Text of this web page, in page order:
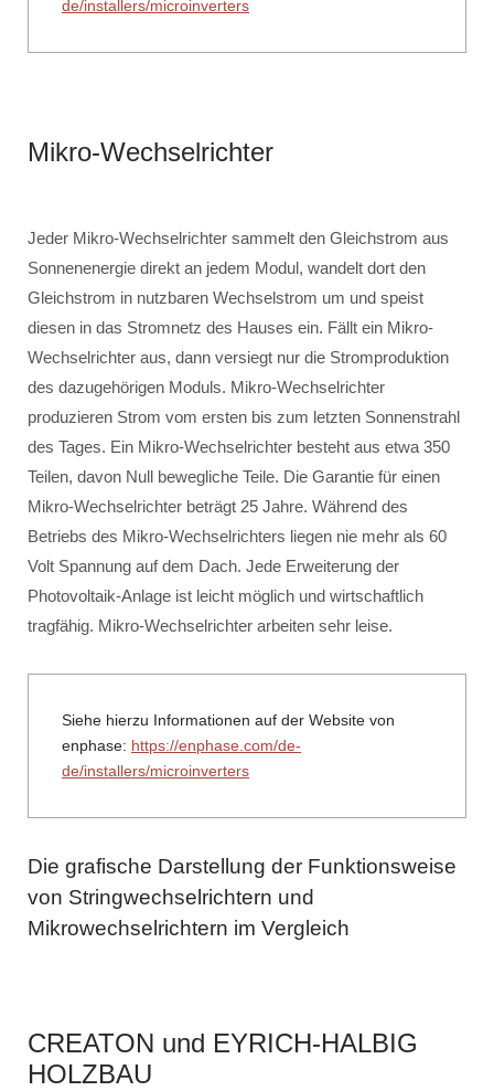
de/installers/microinverters
Mikro-Wechselrichter
Jeder Mikro-Wechselrichter sammelt den Gleichstrom aus
Sonnenenergie direkt an jedem Modul, wandelt dort den
Gleichstrom in nutzbaren Wechselstrom um und speist
diesen in das Stromnetz des Hauses ein. Fällt ein Mikro-
Wechselrichter aus, dann versiegt nur die Stromproduktion
des dazugehörigen Moduls. Mikro-Wechselrichter
produzieren Strom vom ersten bis zum letzten Sonnenstrahl
des Tages. Ein Mikro-Wechselrichter besteht aus etwa 350
Teilen, davon Null bewegliche Teile. Die Garantie für einen
Mikro-Wechselrichter beträgt 25 Jahre. Während des
Betriebs des Mikro-Wechselrichters liegen nie mehr als 60
Volt Spannung auf dem Dach. Jede Erweiterung der
Photovoltaik-Anlage ist leicht möglich und wirtschaftlich
tragfähig. Mikro-Wechselrichter arbeiten sehr leise.
Siehe hierzu Informationen auf der Website von
enphase: https://enphase.com/de-
de/installers/microinverters
Die grafische Darstellung der Funktionsweise
von Stringwechselrichtern und
Mikrowechselrichtern im Vergleich
CREATON und EYRICH-HALBIG
HOLZBAU